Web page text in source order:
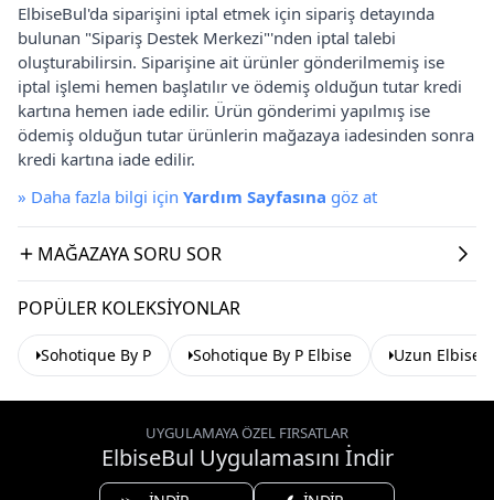
ElbiseBul'da siparişini iptal etmek için sipariş detayında
bulunan "Sipariş Destek Merkezi"'nden iptal talebi
oluşturabilirsin. Siparişine ait ürünler gönderilmemiş ise
iptal işlemi hemen başlatılır ve ödemiş olduğun tutar kredi
kartına hemen iade edilir. Ürün gönderimi yapılmış ise
ödemiş olduğun tutar ürünlerin mağazaya iadesinden sonra
kredi kartına iade edilir.
» Daha fazla bilgi için Yardım Sayfasına göz at
MAĞAZAYA SORU SOR
POPÜLER KOLEKSIYONLAR
Sohotique By P Sohotique By P Elbise Uzun Elbise
UYGULAMAYA ÖZEL FIRSATLAR
ElbiseBul Uygulamasını İndir